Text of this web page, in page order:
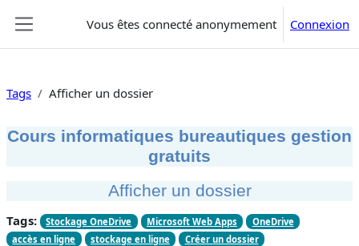
Vous êtes connecté anonymement Connexion
Tags Afficher un dossier
Cours informatiques bureautiques gestion
gratuits
Afficher un dossier
Tags: Stockage OneDrive Microsoft Web Apps
OneDrive
accès en ligne
stockage en ligne
Créer un dossier